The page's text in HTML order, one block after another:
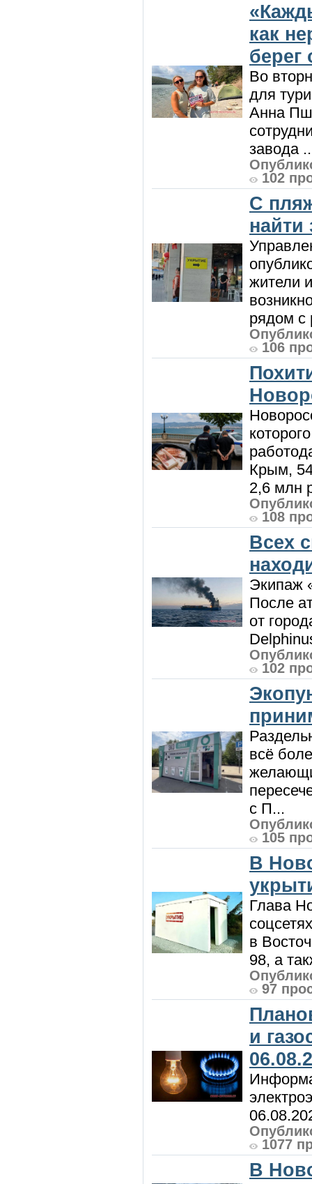
как
берег
Во
для
Анна
завода
102
С
жители
рядом с
106
Крым,
2,6 млн
108
Всех
Экипаж
После
от
102
всё
с П...
105
В
Глава
в
98, а
97
и
1077
В